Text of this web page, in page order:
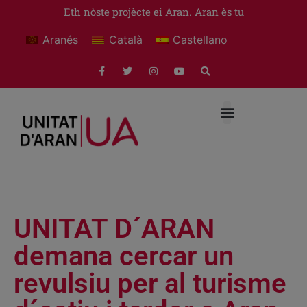
Eth nòste projècte ei Aran. Aran ès tu
Aranés Català Castellano
UNITAT D´ARAN
demana cercar un
revulsiu per al turisme